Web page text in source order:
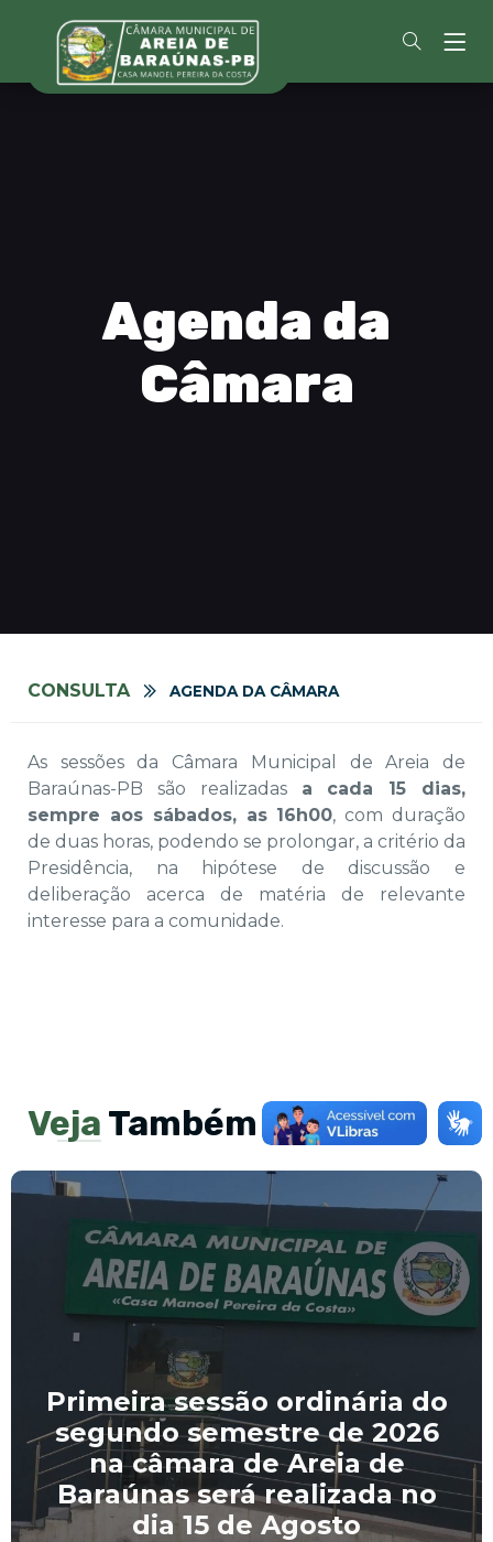
Agenda da
Câmara
CONSULTA AGENDA DA CÂMARA
As sessões da Câmara Municipal de Areia de
Baraúnas-PB são realizadas a cada 15 dias,
sempre aos sábados, as 16h00, com duração
de duas horas, podendo se prolongar, a critério da
Presidência, na hipótese de discussão e
deliberação acerca de matéria de relevante
interesse para a comunidade.
Veja Também
Primeira sessão ordinária do
segundo semestre de 2026
na câmara de Areia de
Baraúnas será realizada no
dia 15 de Agosto